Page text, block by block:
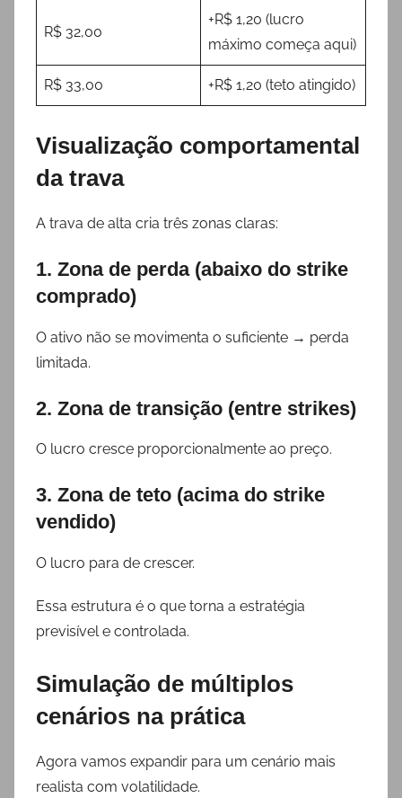
R$ 32,00
+R$ 1,20 (lucro
máximo começa aqui)
R$ 33,00 +R$ 1,20 (teto atingido)
Visualização comportamental
da trava
A trava de alta cria três zonas claras:
1. Zona de perda (abaixo do strike
comprado)
O ativo não se movimenta o suficiente → perda
limitada.
2. Zona de transição (entre strikes)
O lucro cresce proporcionalmente ao preço.
3. Zona de teto (acima do strike
vendido)
O lucro para de crescer.
Essa estrutura é o que torna a estratégia
previsível e controlada.
Simulação de múltiplos
cenários na prática
Agora vamos expandir para um cenário mais
realista com volatilidade.